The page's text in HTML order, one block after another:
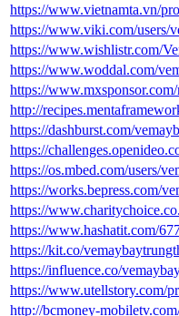
https://www.vietnamta.vn/
https://www.viki.com/users/
https://www.wishlistr.com/
https://www.woddal.com/
https://
http://
https://dashburst.com/
https://
https://os.mbed.com/users/
https://works.bepress.com/
https://
https://www.hashatit.com/
https://kit.co/
https://influence.co/
https://www.utellstory.com/
http://bcmoney-